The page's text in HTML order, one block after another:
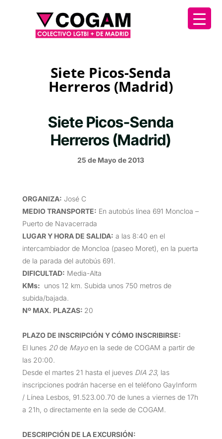
Siete Picos-Senda
Herreros (Madrid)
Siete Picos-Senda
Herreros (Madrid)
25 de Mayo de 2013
ORGANIZA: José C
MEDIO TRANSPORTE: En autobús línea 691 Moncloa –
Puerto de Navacerrada
LUGAR Y HORA DE SALIDA: a las 8:40 en el
intercambiador de Moncloa (paseo Moret), en la puerta
de la parada del autobús 691.
DIFICULTAD: Media-Alta
KMs: unos 12 km. Subida unos 750 metros de
subida/bajada.
Nº MAX. PLAZAS: 20
PLAZO DE INSCRIPCIÓN Y CÓMO INSCRIBIRSE:
El lunes 20de Mayoen la sede de COGAM a partir de
las 20:00.
Desde el martes 21 hasta el jueves DIA 23, las
inscripciones podrán hacerse en el teléfono GayInform
/ Línea Lesbos, 91.523.00.70 de lunes a viernes de 17h
a 21h, o directamente en la sede de COGAM.
DESCRIPCIÓN DE LA EXCURSIÓN: